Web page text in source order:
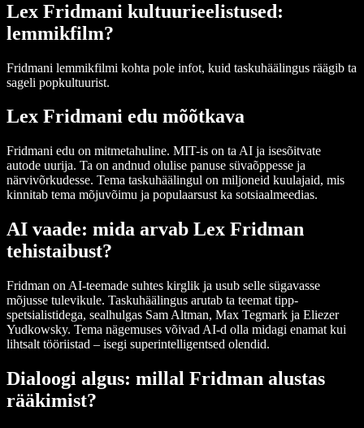
Lex Fridmani kultuurieelistused:
lemmikfilm?
Fridmani lemmikfilmi kohta pole infot, kuid taskuhäälingus räägib ta
sageli popkultuurist.
Lex Fridmani edu mõõtkava
Fridmani edu on mitmetahuline. MIT-is on ta AI ja isesõitvate
autode uurija. Ta on andnud olulise panuse süvaõppesse ja
närvivõrkudesse. Tema taskuhäälingul on miljoneid kuulajaid, mis
kinnitab tema mõjuvõimu ja populaarsust ka sotsiaalmeedias.
AI vaade: mida arvab Lex Fridman
tehistaibust?
Fridman on AI-teemade suhtes kirglik ja usub selle sügavasse
mõjusse tulevikule. Taskuhäälingus arutab ta teemat tipp-
spetsialistidega, sealhulgas Sam Altman, Max Tegmark ja Eliezer
Yudkowsky. Tema nägemuses võivad AI-d olla midagi enamat kui
lihtsalt tööriistad – isegi superintelligentsed olendid.
Dialoogi algus: millal Fridman alustas
rääkimist?